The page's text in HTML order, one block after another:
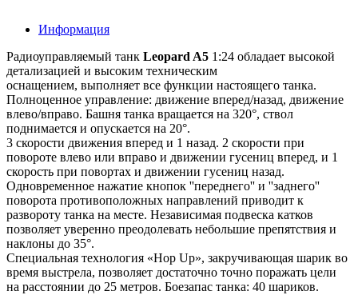
Информация
Радиоуправляемый танк Leopard A5 1:24 обладает высокой
детализацией и высоким техническим
оснащением, выполняет все функции настоящего танка.
Полноценное управление: движение вперед/назад, движение
влево/вправо. Башня танка вращается на 320°, ствол
поднимается и опускается на 20°.
3 скорости движения вперед и 1 назад. 2 скорости при
повороте влево или вправо и движении гусениц вперед, и 1
скорость при повортах и движении гусениц назад.
Одновременное нажатие кнопок ''переднего'' и ''заднего''
поворота противоположных направлений приводит к
развороту танка на месте. Независимая подвеска катков
позволяет уверенно преодолевать небольшие препятствия и
наклоны до 35°.
Специальная технология «Hop Up», закручивающая шарик во
время выстрела, позволяет достаточно точно поражать цели
на расстоянии до 25 метров. Боезапас танка: 40 шариков.